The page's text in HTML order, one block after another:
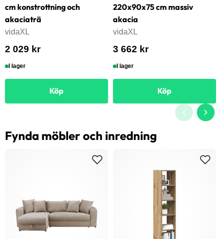
cm konstrottning och
akaciaträ
vidaXL
2 029 kr
I lager
Köp
220x90x75 cm massiv
akacia
vidaXL
3 662 kr
I lager
Köp
Fynda möbler och inredning